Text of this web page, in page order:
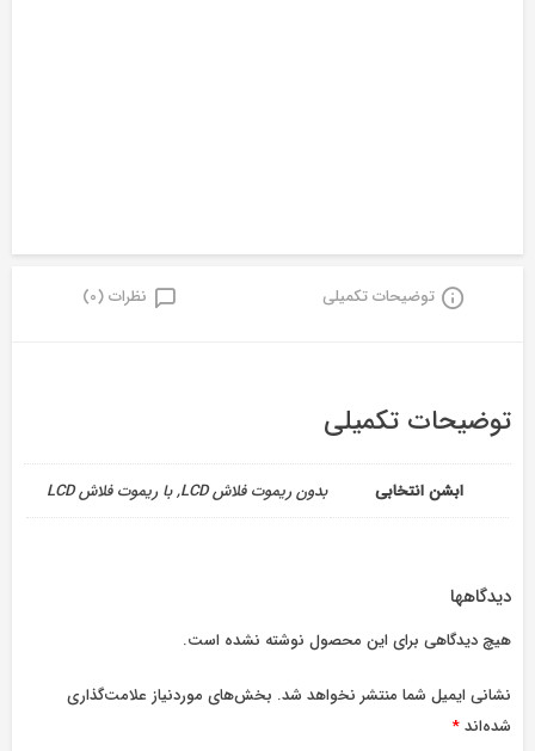
توضیحات تکمیلی نظرات (0)
توضیحات تکمیلی
ابشن انتخابی بدون ریموت فلاش LCD, با ریموت فلاش LCD
دیدگاهها
هیچ دیدگاهی برای این محصول نوشته نشده است.
نشانی ایمیل شما منتشر نخواهد شد. بخش‌های موردنیاز علامت‌گذاری
شده‌اند*